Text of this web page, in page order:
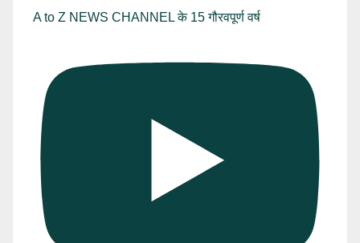
A to Z NEWS CHANNEL के 15 गौरवपूर्ण वर्ष